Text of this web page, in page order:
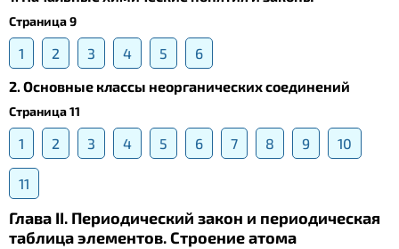
Страница 9
1 2 3 4 5
6
2. Основные классы неорганических соединений
Страница 11
1 2 3 4 5 6 7 8 9 10
11
Глава II. Периодический закон и периодическая
таблица элементов. Строение атома